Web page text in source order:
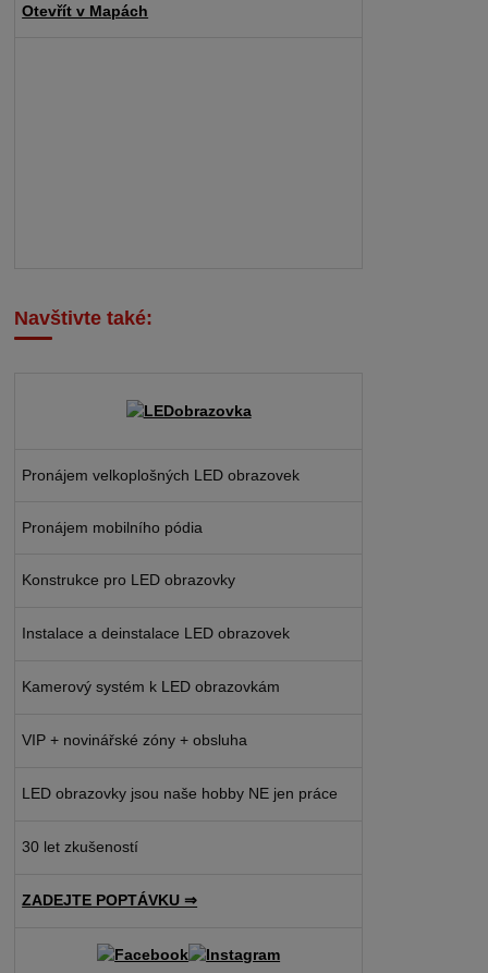
Otevřít v Mapách
Navštivte také:
Pronájem velkoplošných LED obrazovek
Pronájem mobilního pódia
Konstrukce pro LED obrazovky
Instalace a deinstalace LED obrazovek
Kamerový systém k LED obrazovkám
VIP + novinářské zóny + obsluha
LED obrazovky jsou naše hobby NE jen práce
30 let zkušeností
ZADEJTE POPTÁVKU ⇒